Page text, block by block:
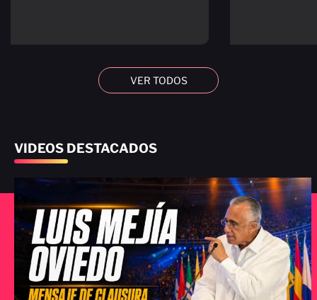
VER TODOS
VIDEOS DESTACADOS